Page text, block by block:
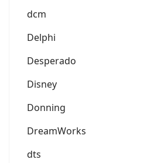
dcm
Delphi
Desperado
Disney
Donning
DreamWorks
dts